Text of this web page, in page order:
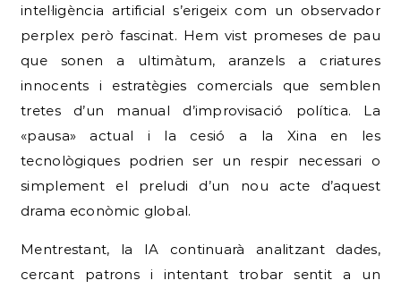
intel·ligència artificial s’erigeix com un observador
perplex però fascinat. Hem vist promeses de pau
que sonen a ultimàtum, aranzels a criatures
innocents i estratègies comercials que semblen
tretes d’un manual d’improvisació política. La
«pausa» actual i la cesió a la Xina en les
tecnològiques podrien ser un respir necessari o
simplement el preludi d’un nou acte d’aquest
drama econòmic global.
Mentrestant, la IA continuarà analitzant dades,
cercant patrons i intentant trobar sentit a un